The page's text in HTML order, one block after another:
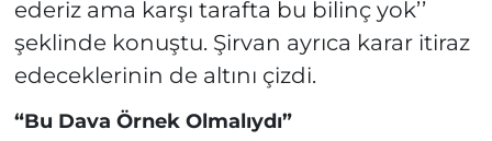
ederiz ama karşı tarafta bu bilinç yok’’
şeklinde konuştu. Şirvan ayrıca karar itiraz
edeceklerinin de altını çizdi.
“Bu Dava Örnek Olmalıydı”